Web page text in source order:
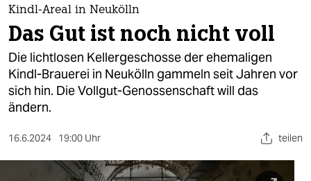
themen
politik
öko
gesellschaft
kultur
sport
Kindl-Areal in Neukölln
Das Gut ist noch nicht voll
Die lichtlosen Kellergeschosse der ehemaligen
Kindl-Brauerei in Neukölln gammeln seit Jahren vor
sich hin. Die Vollgut-Genossenschaft will das
ändern.
16.6.2024 19:00 Uhr teilen